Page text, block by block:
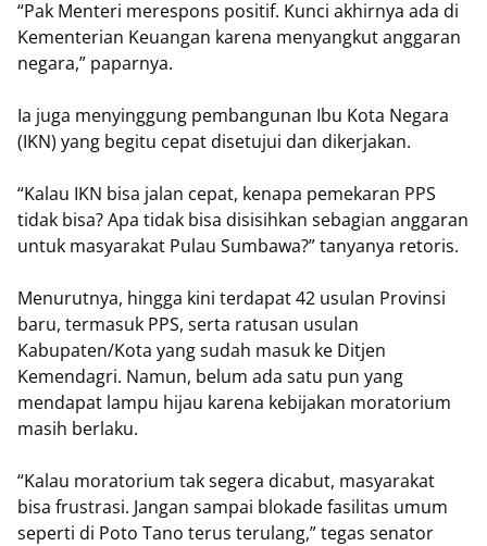
“Pak Menteri merespons positif. Kunci akhirnya ada di
Kementerian Keuangan karena menyangkut anggaran
negara,” paparnya.
Ia juga menyinggung pembangunan Ibu Kota Negara
(IKN) yang begitu cepat disetujui dan dikerjakan.
“Kalau IKN bisa jalan cepat, kenapa pemekaran PPS
tidak bisa? Apa tidak bisa disisihkan sebagian anggaran
untuk masyarakat Pulau Sumbawa?” tanyanya retoris.
Menurutnya, hingga kini terdapat 42 usulan Provinsi
baru, termasuk PPS, serta ratusan usulan
Kabupaten/Kota yang sudah masuk ke Ditjen
Kemendagri. Namun, belum ada satu pun yang
mendapat lampu hijau karena kebijakan moratorium
masih berlaku.
“Kalau moratorium tak segera dicabut, masyarakat
bisa frustrasi. Jangan sampai blokade fasilitas umum
seperti di Poto Tano terus terulang,” tegas senator